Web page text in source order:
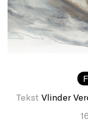
Tekst Vlinder